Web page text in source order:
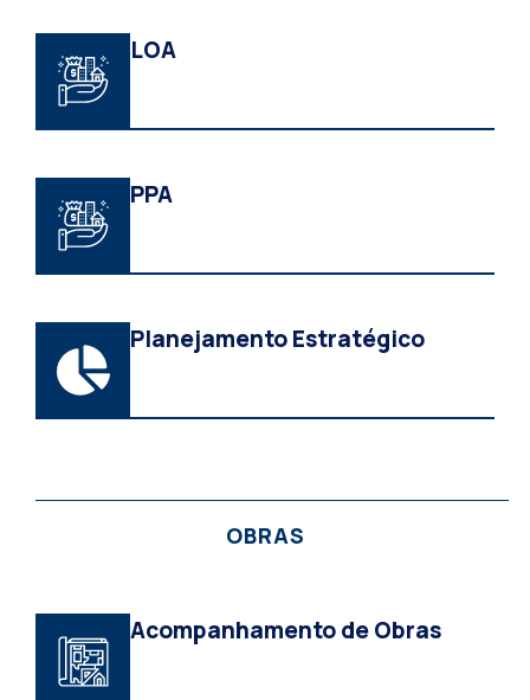
LOA
PPA
Planejamento Estratégico
OBRAS
Acompanhamento de Obras